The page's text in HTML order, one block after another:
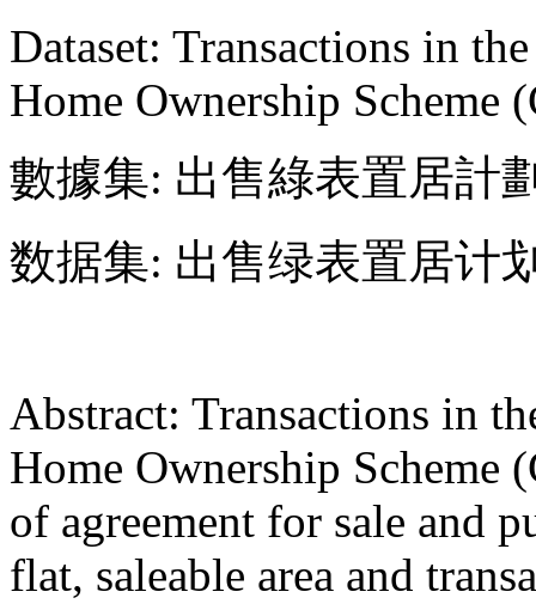
Dataset: Transactions in
Home Ownership Scheme
數據集: 出售綠表置居計
数据集: 出售绿表置居计
Abstract: Transactions in
Home Ownership Scheme
of agreement for sale and
flat, saleable area and